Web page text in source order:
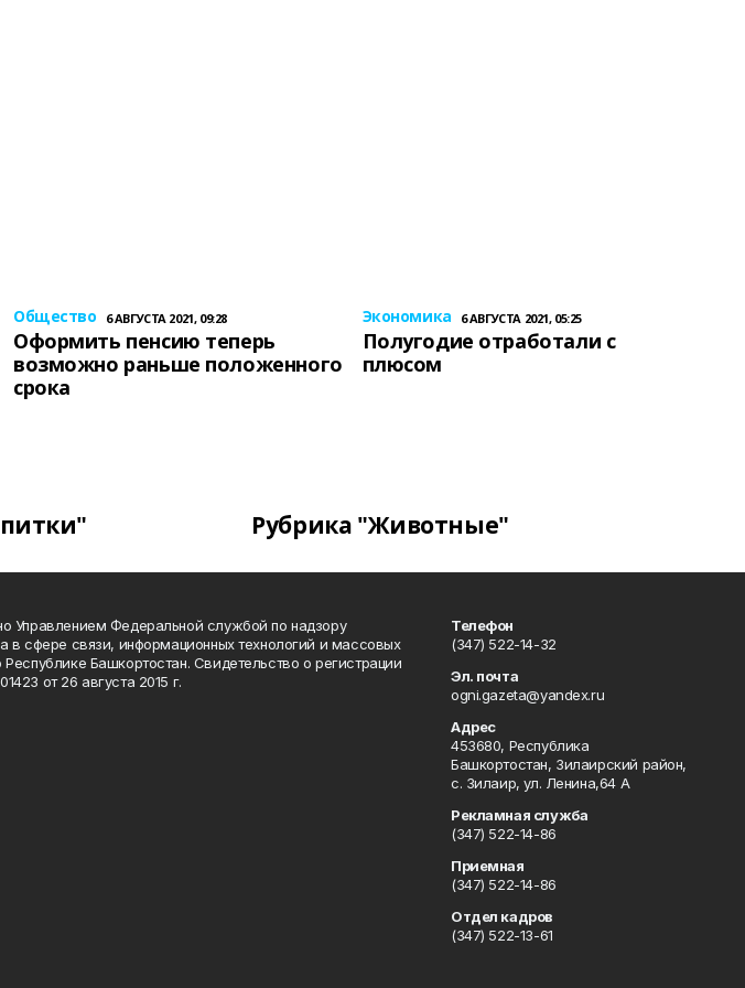
Общество 6 АВГУСТА 2021, 09:28
Оформить пенсию теперь
возможно раньше положенного
срока
Экономика 6 АВГУСТА 2021, 05:25
Полугодие отработали с
плюсом
Рубрика "Животные"
Управлением Федеральной службой по надзору
в сфере связи, информационных технологий и массовых
Башкортостан. Свидетельство о регистрации
от 26 августа 2015 г.
Телефон
(347) 522-14-32
Эл. почта
ogni.gazeta@yandex.ru
Адрес
453680, Республика
Башкортостан, Зилаирский район,
с. Зилаир, ул. Ленина,64 А
Рекламная служба
(347) 522-14-86
Приемная
(347) 522-14-86
Отдел кадров
(347) 522-13-61